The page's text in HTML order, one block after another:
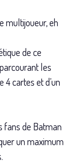
multijoueur, eh
de ce
les
4 cartes et d’un
fans de Batman
un maximum